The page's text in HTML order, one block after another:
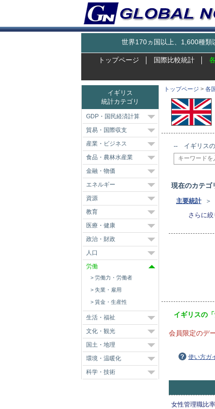
世界170ヵ国以上、1,600種
トップページ 国際比較統計
トップページ > 各
-- イギリス
現在のカテゴ
主要統計＞
さらに絞
イギリスの
会員限定のデ
使い方ガ
女性管理職比率
イギリス
統計カテゴリ
GDP・国民経済計算
貿易・国際収支
産業・ビジネス
食品・農林水産業
金融・物価
エネルギー
資源
教育
医療・健康
政治・財政
人口
労働
労働力・労働者
失業・雇用
賃金・生産性
生活・福祉
文化・観光
国土・地理
環境・温暖化
科学・技術